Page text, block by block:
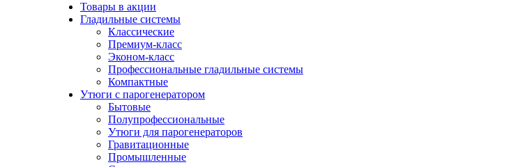
Товары в акции
Гладильные системы
Классические
Премиум-класс
Эконом-класс
Профессиональные гладильные системы
Компактные
Утюги с парогенератором
Бытовые
Полупрофессиональные
Утюги для парогенераторов
Гравитационные
Промышленные